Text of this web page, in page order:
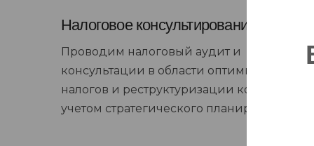
Налоговое консультирование
Проводим налоговый аудит и
консультации в области оптимизации
налогов и реструктуризации компании с
учетом стратегического планирования